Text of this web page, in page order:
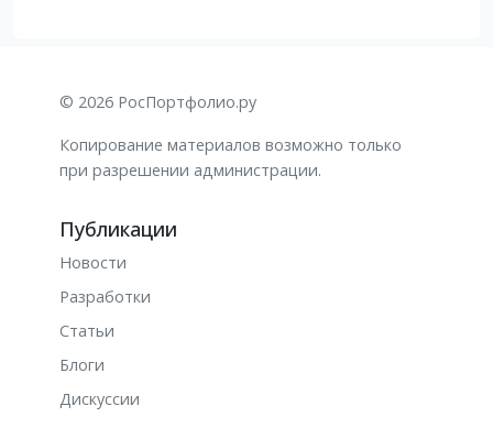
© 2026 РосПортфолио.ру
Копирование материалов возможно только
при разрешении администрации.
Публикации
Новости
Разработки
Статьи
Блоги
Дискуссии